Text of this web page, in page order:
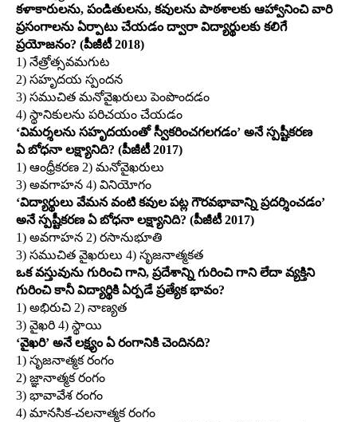
కళాకారులను, పండితులను, కవులను పాఠశాలకు ఆహ్వానించి వారి
ప్రసంగాలను ఏర్పాటు చేయడం ద్వారా విద్యార్థులకు కలిగే
ప్రయోజనం? (పీజీటీ 2018)
1) నేత్రోత్సవమగుట
2) సహృదయ స్పందన
3) సముచిత మనోవైఖరులు పెంపొందడం
4) స్థానికులను పరిచయం చేయడం
‘విమర్శలను సహృదయంతో స్వీకరించగలగడం’ అనే స్పష్టీకరణ
ఏ బోధనా లక్ష్యానిది? (పీజీటీ 2017)
1) ఆంధ్రీకరణ 2) మనోవైఖరులు
3) అవగాహన 4) వినియోగం
‘విద్యార్థులు వేమన వంటి కవుల పట్ల గౌరవభావాన్ని ప్రదర్శించడం’
అనే స్పష్టీకరణ ఏ బోధనా లక్ష్యానిది? (పీజీటీ 2017)
1) అవగాహన 2) రసానుభూతి
3) సముచిత వైఖరులు 4) సృజనాత్మకత
ఒక వస్తువును గురించి గాని, ప్రదేశాన్ని గురించి గాని లేదా వ్యక్తిని
గురించి కానీ విద్యార్థికి ఏర్పడే ప్రత్యేక భావం?
1) అభిరుచి 2) నాణ్యత
3) వైఖరి 4) స్థాయి
‘వైఖరి’ అనే లక్ష్యం ఏ రంగానికి చెందినది?
1) సృజనాత్మక రంగం
2) జ్ఞానాత్మక రంగం
3) భావావేశ రంగం
4) మానసిక-చలనాత్మక రంగం